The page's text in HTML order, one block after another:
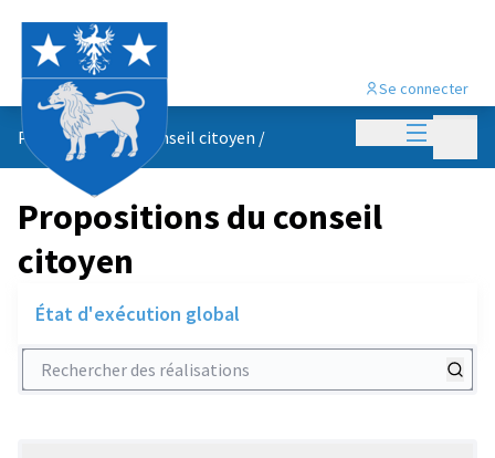
Menu
Se connecter
Propositions du conseil citoyen /
Propositions du conseil
citoyen
État d'exécution global
Rechercher des réalisations